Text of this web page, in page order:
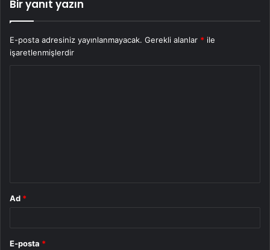
Bir yanıt yazın
E-posta adresiniz yayınlanmayacak. Gerekli alanlar * ile
işaretlenmişlerdir
Ad *
E-posta *